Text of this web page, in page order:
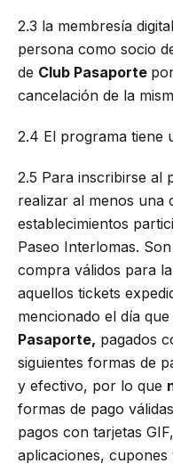
2.3 la membresía
persona como socio
de Club Pasaporte
cancelación de la
2.4 El programa tiene
2.5 Para inscribirse al
realizar al menos una
establecimientos
Paseo Interlomas.
compra válidos para
aquellos tickets
mencionado el día
Pasaporte, pagados
siguientes formas de
y efectivo, por lo que
formas de pago
pagos con tarjetas
aplicaciones, cupones